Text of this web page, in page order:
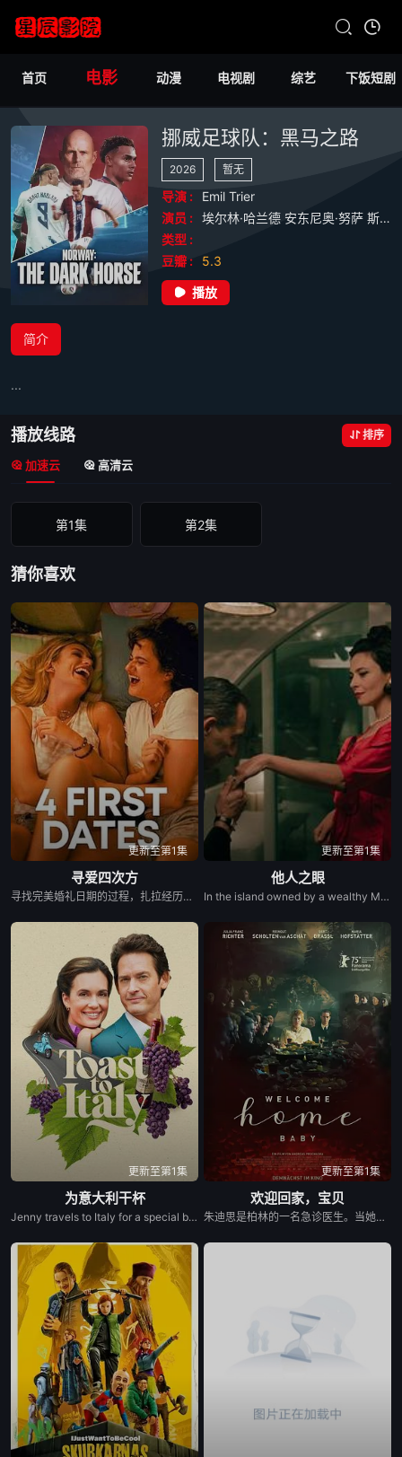
首页 电影 动漫 电视剧 综艺 下饭短剧
挪威足球队：黑马之路
2026 暂无
导演 : Emil Trier
演员 :
埃尔林·哈兰德 安东尼奥·努萨 斯塔勒·索尔巴肯
类型 :
豆瓣 :
5.3
播放
简介
...
播放线路 排序
加速云 高清云
第1集 第2集
猜你喜欢
更新至第1集
寻爱四次方
寻找完美婚礼日期的过程，扎拉经历了一连串的冒险——并走向了她未曾预料的爱情。
更新至第1集
他人之眼
In the island owned by a wealthy Marquis, Elena&#39;s arrival marks the beginning of a passionate love affair. Soon erotic play unfolds into obsession.
更新至第1集
为意大利干杯
Jenny travels to Italy for a special bottle of wine for her sister&#39;s wedding. She meets Arrigo, also looking for the famous &quot;Love Wine&quot; and together their search leads to a love of their own.
更新至第1集
欢迎回家，宝贝
朱迪思是柏林的一名急诊医生。当她从奥地利的一家人那里继承了一栋房子，而这家人正是她在童年时期被送给的收养家庭时，她踏上了揭开自己身世之谜的旅程。然而，这一探寻最终变成了一场噩梦般的探索，不仅揭开了过去的面纱，还深入到了她灵魂深处的黑暗地带。